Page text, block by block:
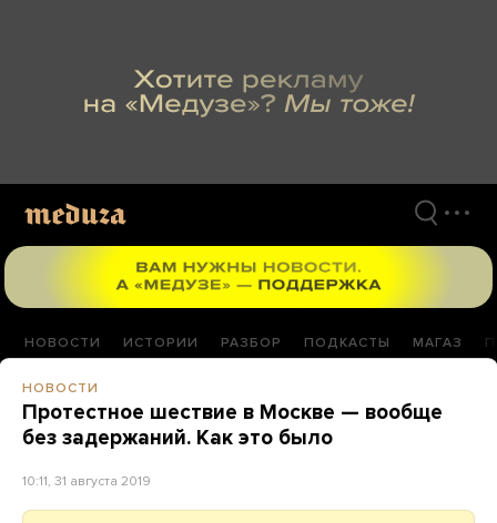
НОВОСТИ ИСТОРИИ РАЗБОР ПОДКАСТЫ МАГАЗ
НОВОСТИ
Протестное шествие в Москве — вообще
без задержаний. Как это было
10:11, 31 августа 2019